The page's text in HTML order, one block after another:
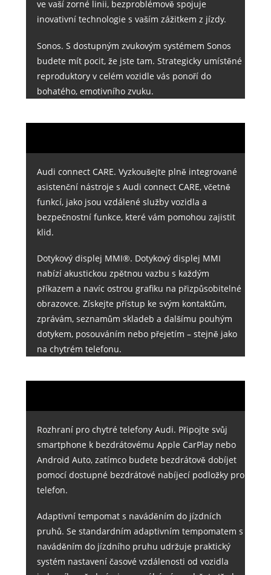
ve vaší zorné linii, bezproblémově spojuje
inovativní technologie s vaším zážitkem z jízdy.
Sonos. S dostupným zvukovým systémem Sonos
budete mít pocit, že jste tam. Strategicky umístěné
reproduktory v celém vozidle vás ponoří do
bohatého, emotivního zvuku.
Audi connect CARE. Vyzkoušejte plně integrované
asistenční nástroje s Audi connect CARE, včetně
funkcí, jako jsou vzdálené služby vozidla a
bezpečnostní funkce, které vám pomohou zajistit
klid.
Dotykový displej MMI®. Dotykový displej MMI
nabízí akustickou zpětnou vazbu s každým
příkazem a navíc ostrou grafiku na přizpůsobitelné
obrazovce. Získejte přístup ke svým kontaktům,
zprávám, seznamům skladeb a dalšímu pouhým
dotykem, posouváním nebo přejetím – stejně jako
na chytrém telefonu.
Rozhraní pro chytré telefony Audi. Připojte svůj
smartphone k bezdrátovému Apple CarPlay nebo
Android Auto, zatímco budete bezdrátově dobíjet
pomocí dostupné bezdrátové nabíjecí podložky pro
telefon.
Adaptivní tempomat s naváděním do jízdních
pruhů. Se standardním adaptivním tempomatem s
naváděním do jízdního pruhu udržuje praktický
systém nastavení časové vzdálenosti od vozidla